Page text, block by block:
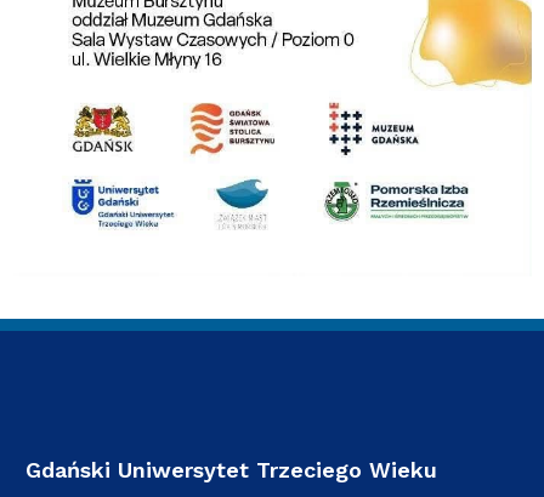
Gdański Uniwersytet Trzeciego Wieku